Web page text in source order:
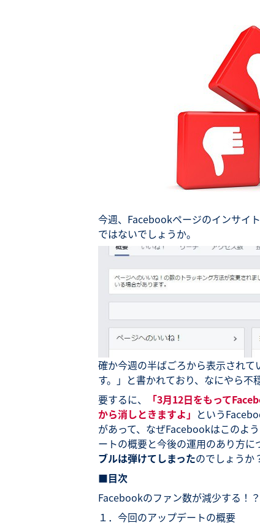
今週、Facebookページのインサイ
ではないでしょうか。
確か今週の半ばごろから表示され
す。」と書かれており、なにやら不
要するに、
「3月12日をもって
から消しときますよ」 という
があって、なぜFacebookはこのよ
ートの概要と今後の運用のあり方
ブルは弾けてしまったのでしょうか
■目次
Facebookのファン数が減少する！
１．今回のアップデートの概要